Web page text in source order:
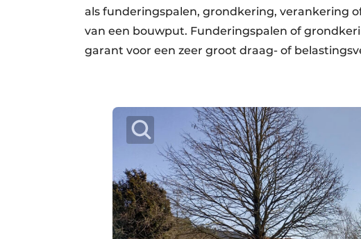
als funderingspalen, grondkering, verankering
van een bouwput. Funderingspalen of
garant voor een zeer groot draag- of